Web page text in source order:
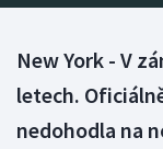
New York - V
letech.
nedohodla na